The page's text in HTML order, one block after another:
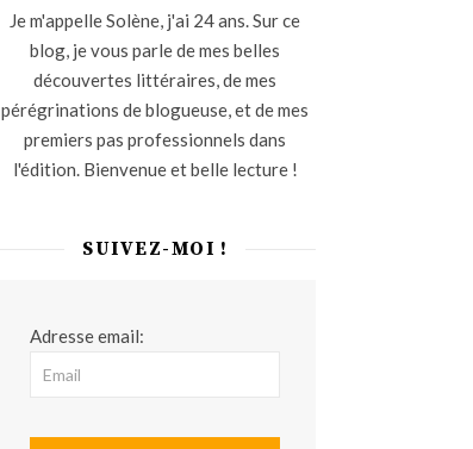
Je m'appelle Solène, j'ai 24 ans. Sur ce
blog, je vous parle de mes belles
découvertes littéraires, de mes
pérégrinations de blogueuse, et de mes
premiers pas professionnels dans
l'édition. Bienvenue et belle lecture !
SUIVEZ-MOI !
Adresse email: